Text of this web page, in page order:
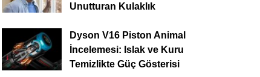
Unutturan Kulaklık
Dyson V16 Piston Animal
İncelemesi: Islak ve Kuru
Temizlikte Güç Gösterisi